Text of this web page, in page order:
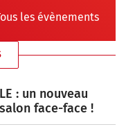
les évènements
: un nouveau
face-face !